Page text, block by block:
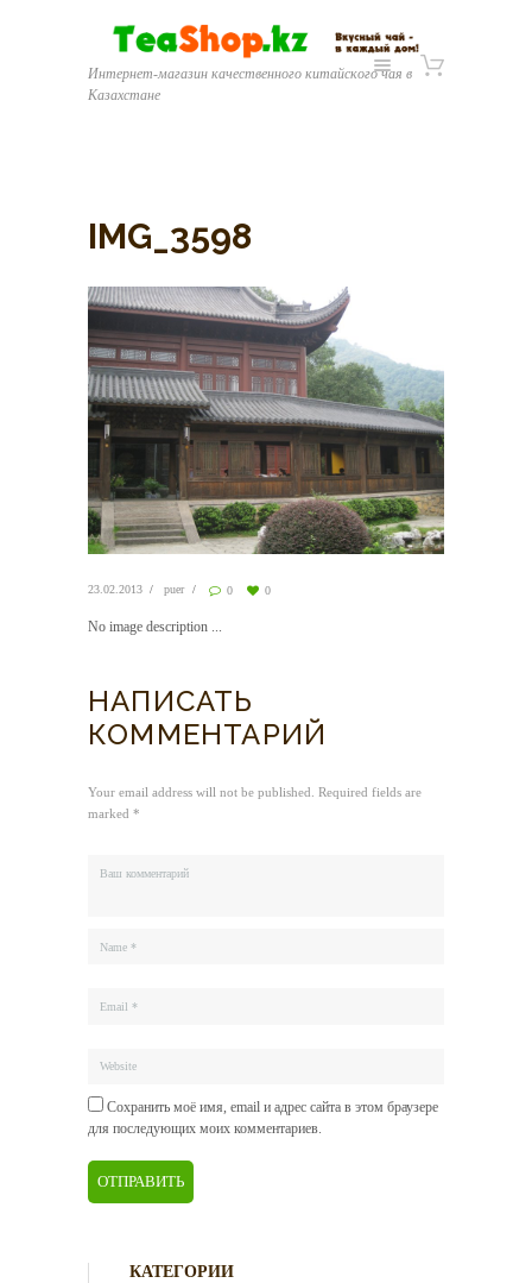
Интернет-магазин качественного китайского чая в
Казахстане
IMG_3598
23.02.2013 puer 0 0
No image description ...
НАПИСАТЬ
КОММЕНТАРИЙ
Your email address will not be published. Required fields are
marked *
Сохранить моё имя, email и адрес сайта в этом браузере
для последующих моих комментариев.
КАТЕГОРИИ